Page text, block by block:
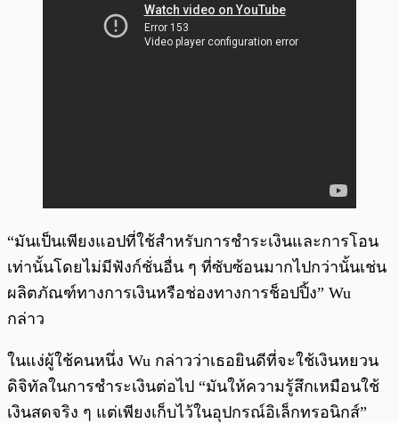
“มันเป็นเพียงแอปที่ใช้สำหรับการชำระเงินและการโอน
เท่านั้นโดยไม่มีฟังก์ชั่นอื่น ๆ ที่ซับซ้อนมากไปกว่านั้นเช่น
ผลิตภัณฑ์ทางการเงินหรือช่องทางการช็อปปิ้ง” Wu
กล่าว
ในแง่ผู้ใช้คนหนึ่ง Wu กล่าวว่าเธอยินดีที่จะใช้เงินหยวน
ดิจิทัลในการชำระเงินต่อไป “มันให้ความรู้สึกเหมือนใช้
เงินสดจริง ๆ แต่เพียงเก็บไว้ในอุปกรณ์อิเล็กทรอนิกส์”